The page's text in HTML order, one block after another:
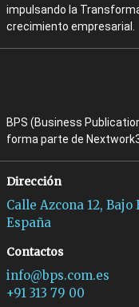
impulsando la
crecimiento empresarial.
BPS (Business
forma parte de
Dirección
Calle Azcona 12,
España
Contactos
info@bps.com.es
+91 313 79 00